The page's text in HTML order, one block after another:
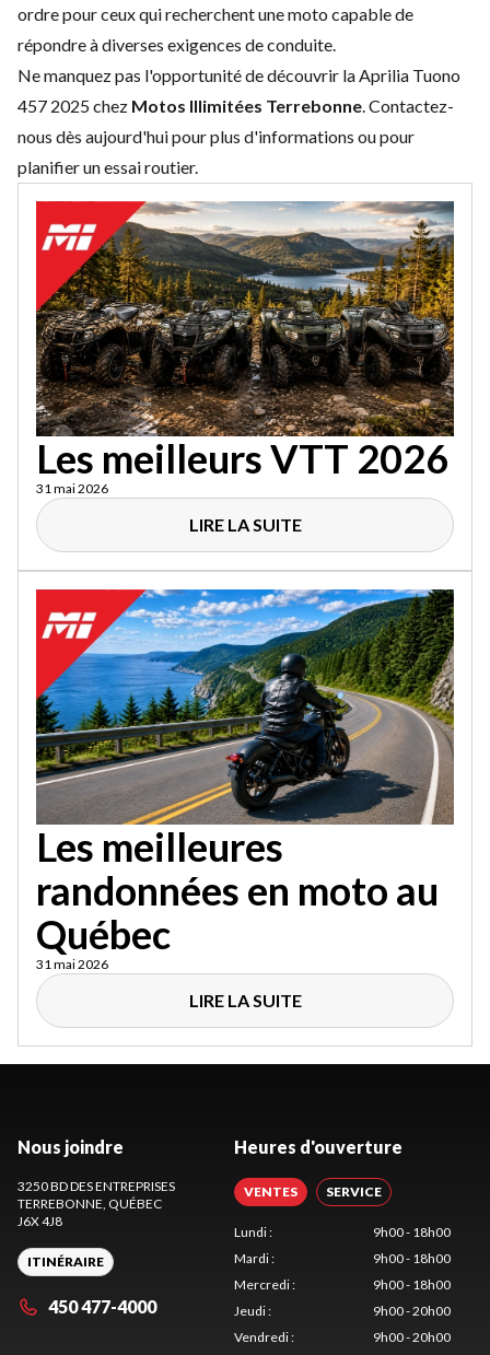
ordre pour ceux qui recherchent une moto capable de
répondre à diverses exigences de conduite.
Ne manquez pas l'opportunité de découvrir la Aprilia Tuono
457 2025 chez Motos Illimitées Terrebonne. Contactez-
nous dès aujourd'hui pour plus d'informations ou pour
planifier un essai routier.
Les meilleurs VTT 2026
31 mai 2026
LIRE LA SUITE
Les meilleures
randonnées en moto au
Québec
31 mai 2026
LIRE LA SUITE
Nous joindre
3250 BD DES ENTREPRISES
TERREBONNE, QUÉBEC
J6X 4J8
ITINÉRAIRE
450 477-4000
Heures d'ouverture
VENTES SERVICE
Lundi:
9h00 - 18h00
Mardi:
9h00 - 18h00
Mercredi:
9h00 - 18h00
Jeudi:
9h00 - 20h00
Vendredi: 9h00 - 20h00